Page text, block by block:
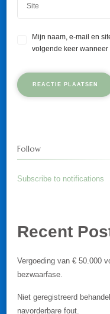
Mijn naam, e-mail en
volgende keer wanneer
Follow
Subscribe to notifications
Recent
Vergoeding van € 50.000
bezwaarfase.
Niet geregistreerd
navorderbare fout.